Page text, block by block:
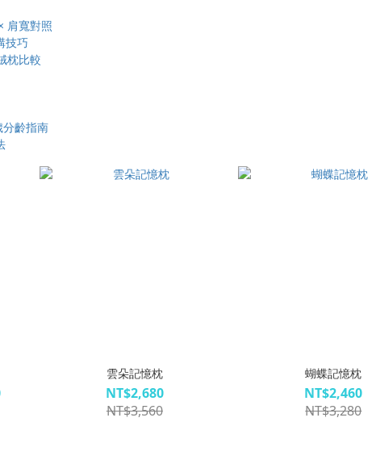
肩寬對照
技巧
枕比較
分齡指南
雲朵記憶枕
NT$2,680
NT$3,560
蝴蝶記憶枕
NT$2,460
NT$3,280